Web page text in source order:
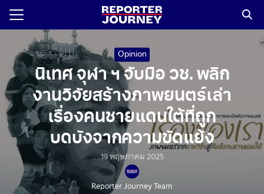
Skip
Opinion
นิเทศ จุฬา ฯ จับมือ วช. พลิก
งานวิจัยสร้างภาพยนตร์เล่า
เรื่องคนชายแดนใต้ที่ถูก
บดบังจากความขัดแย้ง
19 พฤษภาคม 2025
Reporter Journey Team